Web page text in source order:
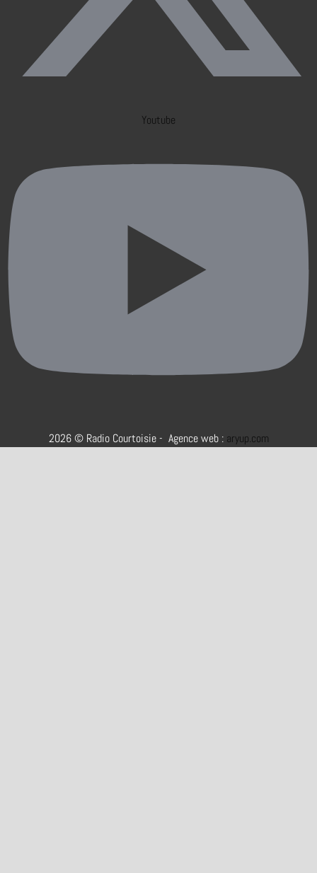
Youtube
2026 © Radio Courtoisie - Agence web : aryup.com